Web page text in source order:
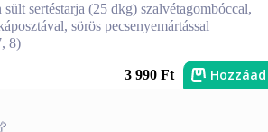
sült sertéstarja (25 dkg) szalvétagombóccal,
sörös pecsenyemártással
8)
3 990 Ft Hozzáad